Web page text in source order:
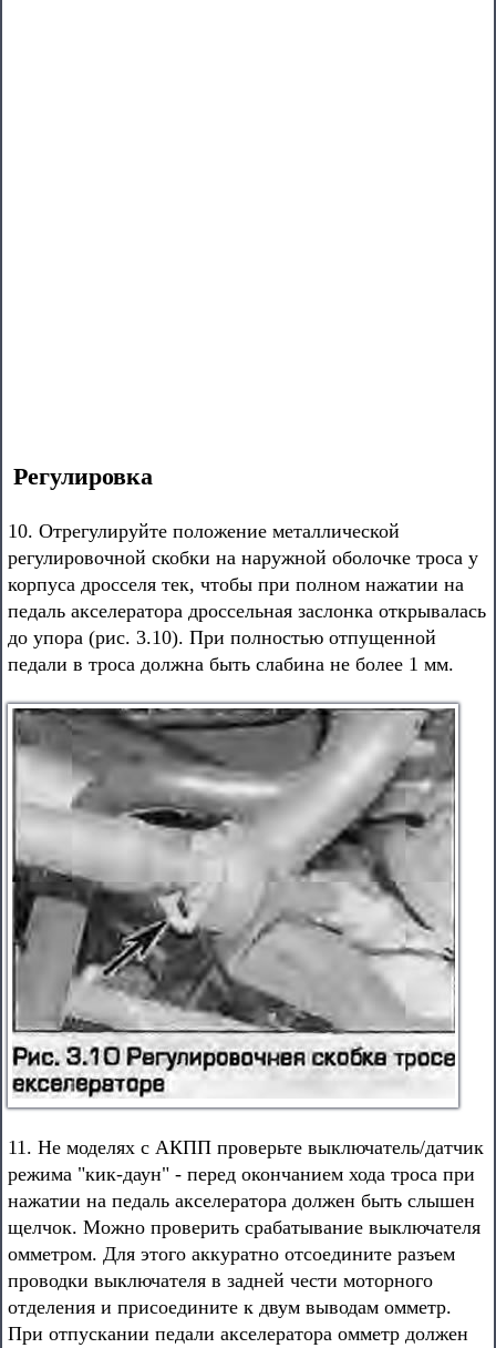
Регулировка
10. Отрегулируйте положение металлической
регулировочной скобки на наружной оболочке троса у
корпуса дросселя тек, чтобы при полном нажатии на
педаль акселератора дроссельная заслонка открывалась
до упора (рис. 3.10). При полностью отпущенной
педали в троса должна быть слабина не более 1 мм.
11. Не моделях с АКПП проверьте выключатель/датчик
режима "кик-даун" - перед окончанием хода троса при
нажатии на педаль акселератора должен быть слышен
щелчок. Можно проверить срабатывание выключателя
омметром. Для этого аккуратно отсоедините разъем
проводки выключателя в задней чести моторного
отделения и присоедините к двум выводам омметр.
При отпускании педали акселератора омметр должен